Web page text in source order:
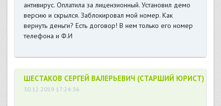
антивирус. Оплатила за лицензионный. Установил демо
версию и скрылся. Заблокировал мой номер. Как
вернуть деньги? Есть договор! В нем только его номер
телефона и Ф.И
ШЕСТАКОВ СЕРГЕЙ ВАЛЕРЬЕВИЧ (СТАРШИЙ ЮРИСТ)
30.12.2019 17:24:36